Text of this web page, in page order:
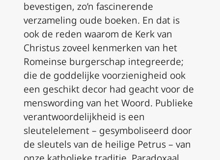
bevestigen, zo’n fascinerende
verzameling oude boeken. En dat is
ook de reden waarom de Kerk van
Christus zoveel kenmerken van het
Romeinse burgerschap integreerde;
die de goddelijke voorzienigheid ook
een geschikt decor had geacht voor de
menswording van het Woord. Publieke
verantwoordelijkheid is een
sleutelelement – gesymboliseerd door
de sleutels van de heilige Petrus – van